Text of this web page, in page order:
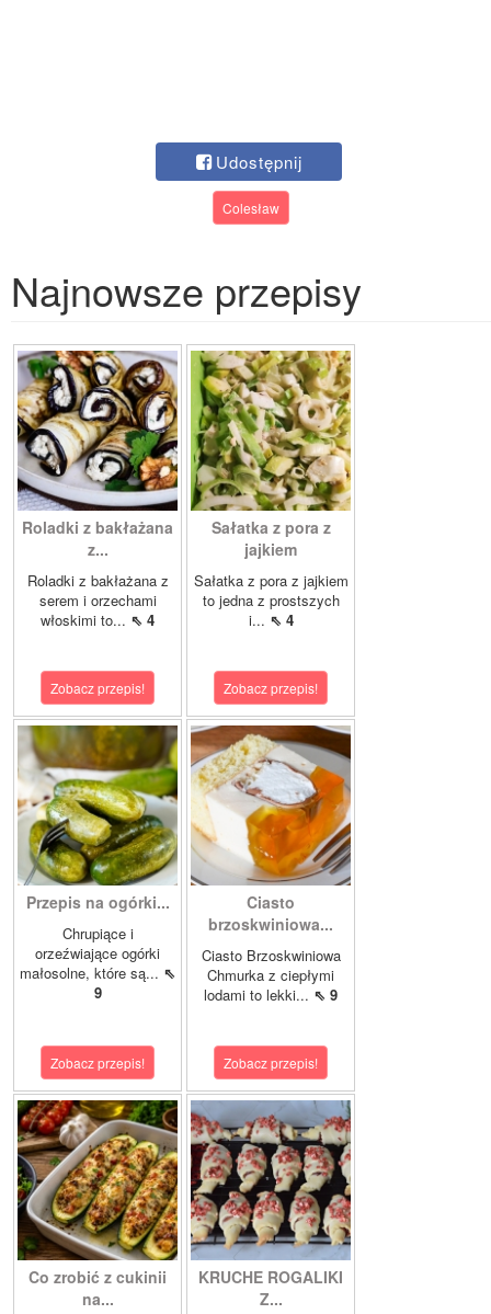
Udostępnij
Colesław
Najnowsze przepisy
Roladki z bakłażana
z...
Roladki z bakłażana z
serem i orzechami
włoskimi to... ⇖ 4
Zobacz przepis!
Sałatka z pora z
jajkiem
Sałatka z pora z jajkiem
to jedna z prostszych
i... ⇖ 4
Zobacz przepis!
Przepis na ogórki...
Chrupiące i
orzeźwiające ogórki
małosolne, które są... ⇖
9
Zobacz przepis!
Ciasto
brzoskwiniowa...
Ciasto Brzoskwiniowa
Chmurka z ciepłymi
lodami to lekki... ⇖ 9
Zobacz przepis!
Co zrobić z cukinii
na...
KRUCHE ROGALIKI
Z...